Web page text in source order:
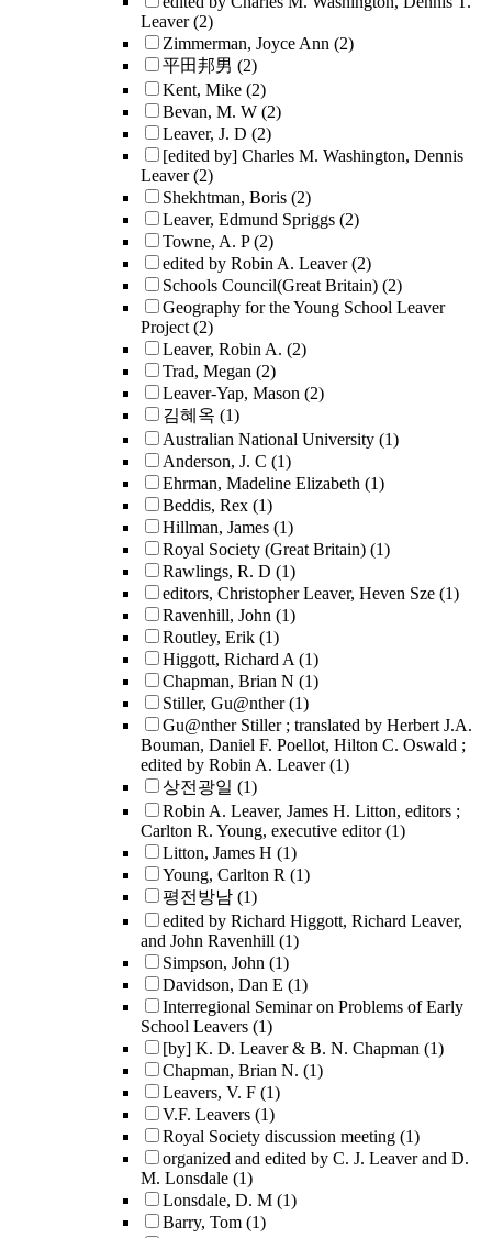
Leaver (2)
Zimmerman, Joyce Ann (2)
平田邦男 (2)
Kent, Mike (2)
Bevan, M. W (2)
Leaver, J. D (2)
[edited by] Charles M. Washington, Dennis
Leaver (2)
Shekhtman, Boris (2)
Leaver, Edmund Spriggs (2)
Towne, A. P (2)
edited by Robin A. Leaver (2)
Schools Council(Great Britain) (2)
Geography for the Young School Leaver
Project (2)
Leaver, Robin A. (2)
Trad, Megan (2)
Leaver-Yap, Mason (2)
김혜옥 (1)
Australian National University (1)
Anderson, J. C (1)
Ehrman, Madeline Elizabeth (1)
Beddis, Rex (1)
Hillman, James (1)
Royal Society (Great Britain) (1)
Rawlings, R. D (1)
editors, Christopher Leaver, Heven Sze (1)
Ravenhill, John (1)
Routley, Erik (1)
Higgott, Richard A (1)
Chapman, Brian N (1)
Stiller, Gu@nther (1)
Gu@nther Stiller ; translated by Herbert J.A.
Bouman, Daniel F. Poellot, Hilton C. Oswald ;
edited by Robin A. Leaver (1)
상전광일 (1)
Robin A. Leaver, James H. Litton, editors ;
Carlton R. Young, executive editor (1)
Litton, James H (1)
Young, Carlton R (1)
평전방남 (1)
edited by Richard Higgott, Richard Leaver,
and John Ravenhill (1)
Simpson, John (1)
Davidson, Dan E (1)
Interregional Seminar on Problems of Early
School Leavers (1)
[by] K. D. Leaver & B. N. Chapman (1)
Chapman, Brian N. (1)
Leavers, V. F (1)
V.F. Leavers (1)
Royal Society discussion meeting (1)
organized and edited by C. J. Leaver and D.
M. Lonsdale (1)
Lonsdale, D. M (1)
Barry, Tom (1)